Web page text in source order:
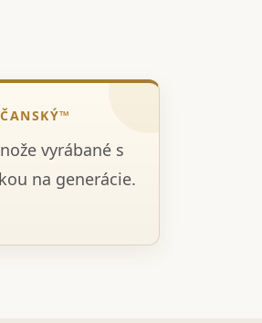
vyrábané s
na generácie.